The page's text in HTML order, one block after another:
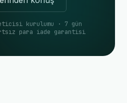
kurulumu · 7 gün
para iade garantisi